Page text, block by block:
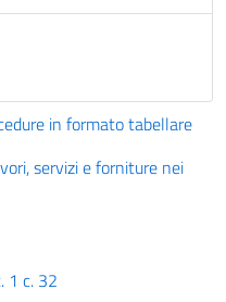
in formato tabellare
servizi e forniture nei
1 c. 32